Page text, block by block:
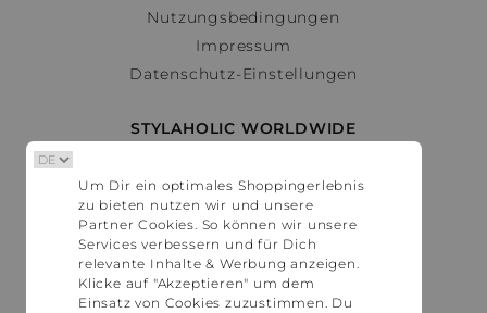
Nutzungsbedingungen
Impressum
Datenschutz-Einstellungen
STYLAHOLIC WORLDWIDE
Österreich
Schweiz
France
United States
Um Dir ein optimales Shoppingerlebnis
zu bieten nutzen wir und unsere
Partner Cookies. So können wir unsere
Services verbessern und für Dich
relevante Inhalte & Werbung anzeigen.
Klicke auf "Akzeptieren" um dem
Einsatz von Cookies zuzustimmen. Du